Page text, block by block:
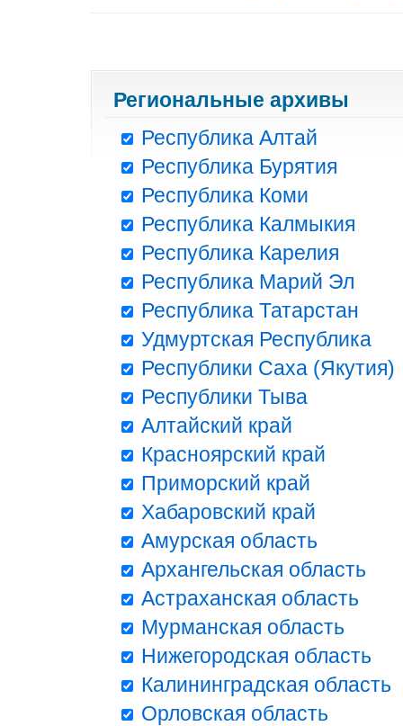
Региональные архивы
Республика Алтай
Республика Бурятия
Республика Коми
Республика Калмыкия
Республика Карелия
Республика Марий Эл
Республика Татарстан
Удмуртская Республика
Республики Саха (Якутия)
Республики Тыва
Алтайский край
Красноярский край
Приморский край
Хабаровский край
Амурская область
Архангельская область
Астраханская область
Мурманская область
Нижегородская область
Калининградская область
Орловская область